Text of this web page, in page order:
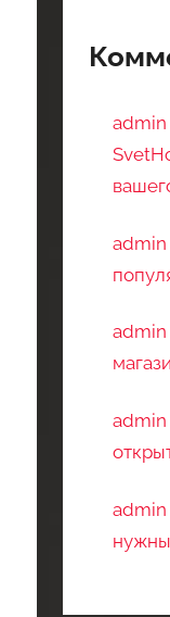
admin
admin
admin
admin
admin